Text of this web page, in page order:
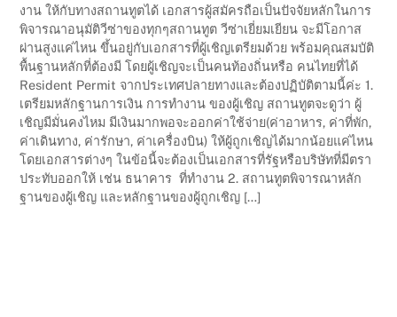
งาน ให้กับทางสถานทูตได้ เอกสารผู้สมัครถือเป็นปัจจัยหลักในการ
พิจารณาอนุมัติวีซ่าของทุกๆสถานทูต วีซ่าเยี่ยมเยียน จะมีโอกาส
ผ่านสูงแค่ไหน ขึ้นอยู่กับเอกสารที่ผู้เชิญเตรียมด้วย พร้อมคุณสมบัติ
พื้นฐานหลักที่ต้องมี โดยผู้เชิญจะเป็นคนท้องถิ่นหรือ คนไทยที่ได้
Resident Permit จากประเทศปลายทางและต้องปฏิบัติตามนี้ค่ะ 1.
เตรียมหลักฐานการเงิน การทำงาน ของผู้เชิญ สถานทูตจะดูว่า ผู้
เชิญมีมั่นคงไหม มีเงินมากพอจะออกค่าใช้จ่าย(ค่าอาหาร, ค่าที่พัก,
ค่าเดินทาง, ค่ารักษา, ค่าเครื่องบิน) ให้ผู้ถูกเชิญได้มากน้อยแค่ไหน
โดยเอกสารต่างๆ ในข้อนี้จะต้องเป็นเอกสารที่รัฐหรือบริษัทที่มีตรา
ประทับออกให้ เช่น ธนาคาร ที่ทำงาน 2. สถานทูตพิจารณาหลัก
ฐานของผู้เชิญ และหลักฐานของผู้ถูกเชิญ […]